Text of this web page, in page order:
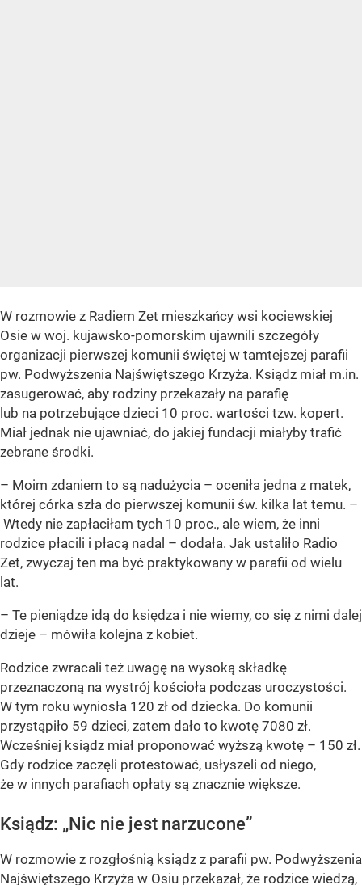
W rozmowie z Radiem Zet mieszkańcy wsi kociewskiej
Osie w woj. kujawsko-pomorskim ujawnili szczegóły
organizacji pierwszej komunii świętej w tamtejszej parafii
pw. Podwyższenia Najświętszego Krzyża. Ksiądz miał m.in.
zasugerować, aby rodziny przekazały na parafię
lub na potrzebujące dzieci 10 proc. wartości tzw. kopert.
Miał jednak nie ujawniać, do jakiej fundacji miałyby trafić
zebrane środki.
– Moim zdaniem to są nadużycia – oceniła jedna z matek,
której córka szła do pierwszej komunii św. kilka lat temu. –
Wtedy nie zapłaciłam tych 10 proc., ale wiem, że inni
rodzice płacili i płacą nadal – dodała. Jak ustaliło Radio
Zet, zwyczaj ten ma być praktykowany w parafii od wielu
lat.
– Te pieniądze idą do księdza i nie wiemy, co się z nimi dalej
dzieje – mówiła kolejna z kobiet.
Rodzice zwracali też uwagę na wysoką składkę
przeznaczoną na wystrój kościoła podczas uroczystości.
W tym roku wyniosła 120 zł od dziecka. Do komunii
przystąpiło 59 dzieci, zatem dało to kwotę 7080 zł.
Wcześniej ksiądz miał proponować wyższą kwotę – 150 zł.
Gdy rodzice zaczęli protestować, usłyszeli od niego,
że w innych parafiach opłaty są znacznie większe.
Ksiądz: „Nic nie jest narzucone”
W rozmowie z rozgłośnią ksiądz z parafii pw. Podwyższenia
Najświętszego Krzyża w Osiu przekazał, że rodzice wiedzą,